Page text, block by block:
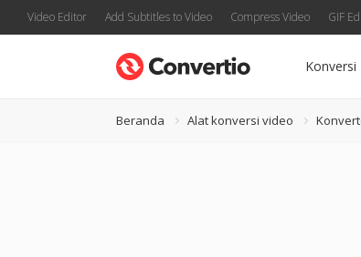
Video Editor Add Subtitles to Video Compress Video GIF
Konversi
Beranda Alat konversi video